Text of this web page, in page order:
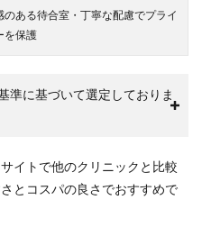
のある待合室・丁寧な配慮でプライ
を保護
準に基づいて選定しておりま
イトで他のクリニックと比較
とコスパの良さでおすすめで